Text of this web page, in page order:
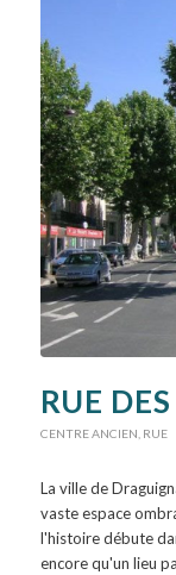
RUE
CENTRE ANCIEN RUE
La ville de
vaste espace
l'histoire débute
encore qu'un lieu